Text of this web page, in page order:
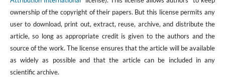
ownership of the copyright of their papers. But this license permits any
user to download, print out, extract, reuse, archive, and distribute the
article, so long as appropriate credit is given to the authors and the
source of the work. The license ensures that the article will be available
as widely as possible and that the article can be included in any
scientific archive.